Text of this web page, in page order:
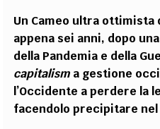
Un Cameo ultra ottimista
appena sei anni, dopo
della Pandemia e della
capitalism a gestione
l’Occidente a perdere la
facendolo precipitare